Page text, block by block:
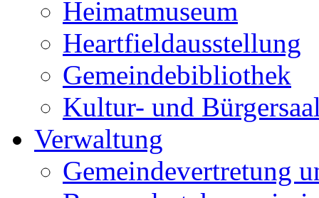
Heimatmuseum
Heartfieldausstellung
Gemeindebibliothek
Kultur- und
Verwaltung
Gemeindevertretung